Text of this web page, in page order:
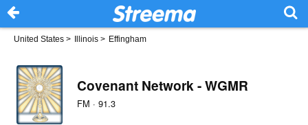
United States > Illinois > Effingham
Covenant Network - WGMR
FM · 91.3